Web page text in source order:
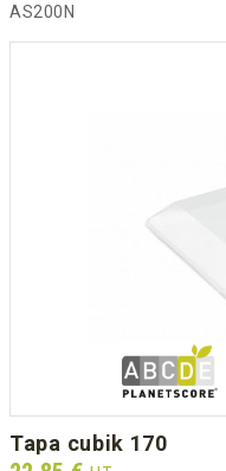
AS200N
tapa cubik 170